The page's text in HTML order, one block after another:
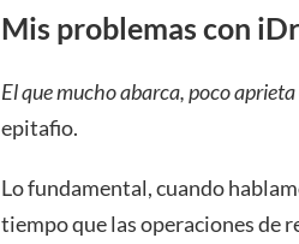
Mis problemas con
El que mucho abarca, poco aprieta
epitafio.
Lo fundamental, cuando
tiempo que las operaciones de